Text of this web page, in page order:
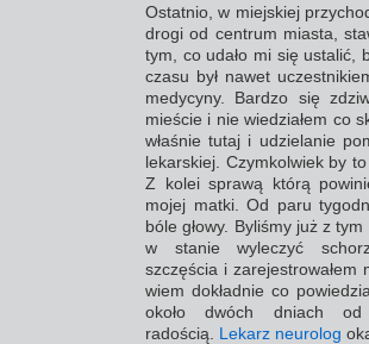
Ostatnio, w miejskiej
drogi od centrum miasta,
tym, co udało mi się ustalić,
czasu był nawet
medycyny. Bardzo się
mieście i nie wiedziałem co
właśnie tutaj i udzielanie
lekarskiej. Czymkolwiek by
Z kolei sprawą którą
mojej matki. Od paru
bóle głowy. Byliśmy już z
w stanie wyleczyć
szczęścia i
wiem dokładnie co
około dwóch dniach
radością. Lekarz neurolog